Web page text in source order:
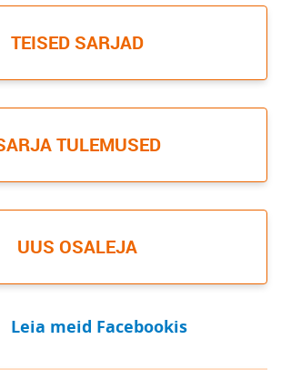
TEISED SARJAD
TULEMUSED
UUS OSALEJA
Leia meid Facebookis